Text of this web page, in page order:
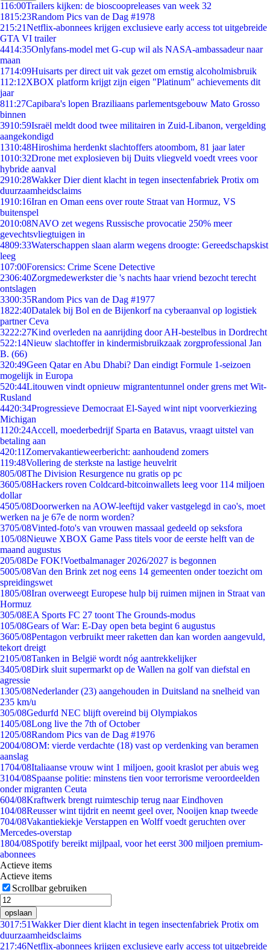
116:00Trailers kijken: de bioscoopreleases van week 32
1815:23Random Pics van de Dag #1978
215:21Netflix-abonnees krijgen exclusieve early access tot uitgebreide
GTA VI trailer
4414:35Onlyfans-model met G-cup wil als NASA-ambassadeur naar
maan
1714:09Huisarts per direct uit vak gezet om ernstig alcoholmisbruik
112:12XBOX platform krijgt zijn eigen "Platinum" achievements dit
jaar
811:27Capibara's lopen Braziliaans parlementsgebouw Mato Grosso
binnen
3910:59Israël meldt dood twee militairen in Zuid-Libanon, vergelding
aangekondigd
1310:48Hiroshima herdenkt slachtoffers atoombom, 81 jaar later
1010:32Drone met explosieven bij Duits vliegveld voedt vrees voor
hybride aanval
2910:28Wakker Dier dient klacht in tegen insectenfabriek Protix om
duurzaamheidsclaims
1910:16Iran en Oman eens over route Straat van Hormuz, VS
buitenspel
2010:08NAVO zet wegens Russische provocatie 250% meer
gevechtsvliegtuigen in
4809:33Waterschappen slaan alarm wegens droogte: Gereedschapskist
leeg
107:00Forensics: Crime Scene Detective
2306:40Zorgmedewerkster die 's nachts haar vriend bezocht terecht
ontslagen
3300:35Random Pics van de Dag #1977
1822:40Datalek bij Bol en de Bijenkorf na cyberaanval op logistiek
partner Ceva
3222:27Kind overleden na aanrijding door AH-bestelbus in Dordrecht
522:14Nieuw slachtoffer in kindermisbruikzaak zorgprofessional Jan
B. (66)
320:49Geen Qatar en Abu Dhabi? Dan eindigt Formule 1-seizoen
mogelijk in Europa
520:44Litouwen vindt opnieuw migrantentunnel onder grens met Wit-
Rusland
4420:34Progressieve Democraat El-Sayed wint nipt voorverkiezing
Michigan
11 20:24Accell, moederbedrijf Sparta en Batavus, vraagt uitstel van
betaling aan
420:11 Zomervakantieweerbericht: aanhoudend zomers
119:48Vollering de sterkste na lastige heuvelrit
805/08The Division Resurgence nu gratis op pc
3605/08Hackers roven Coldcard-bitcoinwallets leeg voor 114 miljoen
dollar
4505/08Doorwerken na AOW-leeftijd vaker vastgelegd in cao's, moet
werken na je 67e de norm worden?
3705/08Vinted-foto's van vrouwen massaal gedeeld op seksfora
105/08Nieuwe XBOX Game Pass titels voor de eerste helft van de
maand augustus
205/08De FOK!Voetbalmanager 2026/2027 is begonnen
5005/08Van den Brink zet nog eens 14 gemeenten onder toezicht om
spreidingswet
1805/08Iran overweegt Europese hulp bij ruimen mijnen in Straat van
Hormuz
305/08EA Sports FC 27 toont The Grounds-modus
105/08Gears of War: E-Day open beta begint 6 augustus
3605/08Pentagon verbruikt meer raketten dan kan worden aangevuld,
tekort dreigt
2105/08Tanken in België wordt nóg aantrekkelijker
3405/08Dirk sluit supermarkt op de Wallen na golf van diefstal en
agressie
1305/08Nederlander (23) aangehouden in Duitsland na snelheid van
235 km/u
305/08Gedurfd NEC blijft overeind bij Olympiakos
1405/08Long live the 7th of October
1205/08Random Pics van de Dag #1976
2004/08OM: vierde verdachte (18) vast op verdenking van beramen
aanslag
1704/08Italiaanse vrouw wint 1 miljoen, gooit kraslot per abuis weg
3104/08Spaanse politie: minstens tien voor terrorisme veroordeelden
onder migranten Ceuta
604/08Kraftwerk brengt ruimteschip terug naar Eindhoven
104/08Reusser wint tijdrit en neemt geel over, Nooijen knap tweede
704/08Vakantiekiekje Verstappen en Wolff voedt geruchten over
Mercedes-overstap
1804/08Spotify bereikt mijlpaal, voor het eerst 300 miljoen premium-
abonnees
Actieve items
Actieve items
Scrollbar gebruiken
opslaan
3017:51Wakker Dier dient klacht in tegen insectenfabriek Protix om
duurzaamheidsclaims
217:46Netflix-abonnees krijgen exclusieve early access tot uitgebreide